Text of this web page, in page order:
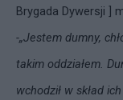
Brygada Dywersji ]
-„Jestem dumny,
takim oddziałem.
wchodził w skład